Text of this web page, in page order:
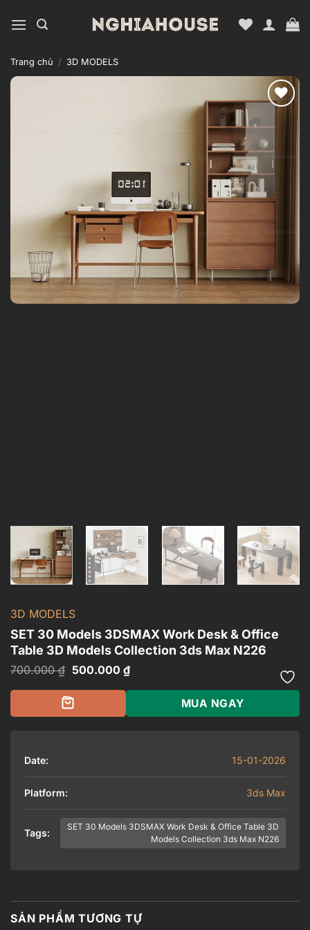
qua
dung
Trang chủ / 3D MODELS
Add to
wishlist
3D MODELS
SET 30 Models 3DSMAX Work Desk & Office
Table 3D Models Collection 3ds Max N226
700.000₫ Giá
là:
700.000 ₫.
500.000 ₫Giá
hiện
tại
MUA NGAY
Date: 15-01-2026
Platform: 3ds Max
Tags:
SET 30 Models 3DSMAX Work Desk & Office Table 3D
Models Collection 3ds Max N226
SẢN PHẨM TƯƠNG TỰ